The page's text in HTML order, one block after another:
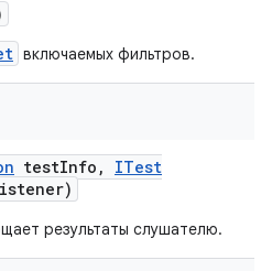
включаемых фильтров.
testInfo ,
ITest
результаты слушателю.